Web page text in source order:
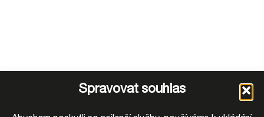
Spravovat souhlas